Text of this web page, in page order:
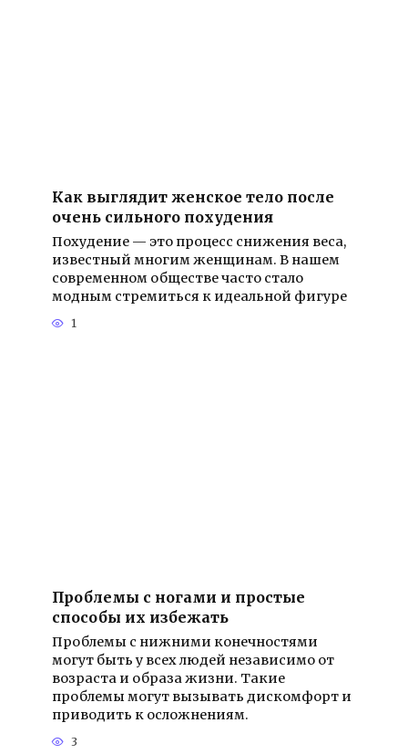
Как выглядит женское тело после
очень сильного похудения
Похудение — это процесс снижения веса,
известный многим женщинам. В нашем
современном обществе часто стало
модным стремиться к идеальной фигуре
1
Проблемы с ногами и простые
способы их избежать
Проблемы с нижними конечностями
могут быть у всех людей независимо от
возраста и образа жизни. Такие
проблемы могут вызывать дискомфорт и
приводить к осложнениям.
3